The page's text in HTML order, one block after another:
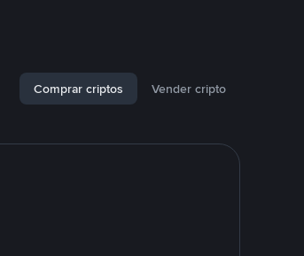
Comprar criptos Vender cripto